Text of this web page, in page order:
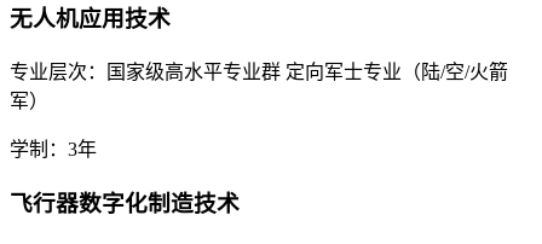
无人机应用技术
专业层次：国家级高水平专业群 定向军士专业（陆/空/火箭
军）
学制：3年
飞行器数字化制造技术